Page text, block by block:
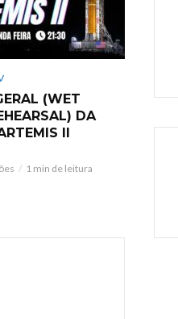
(WET
DA
II
1 min de leitura